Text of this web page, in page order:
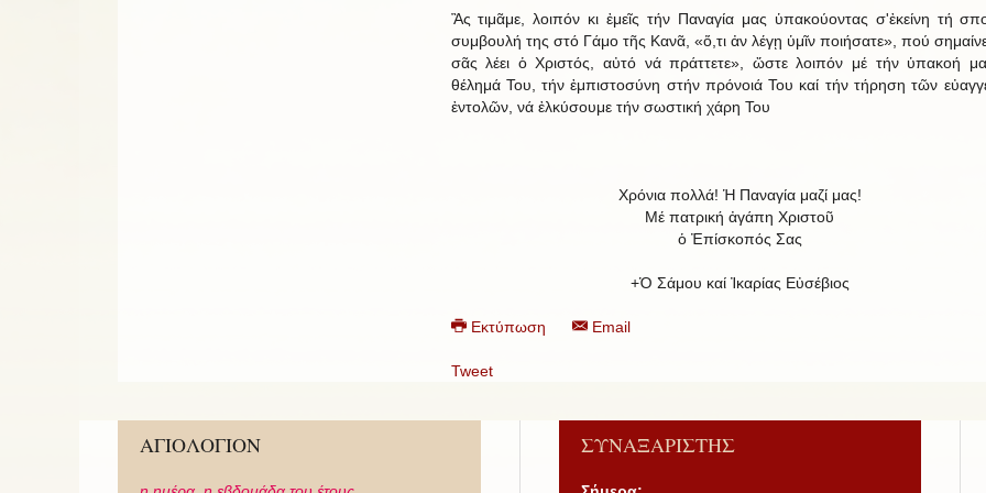
Ἂς τιμᾶμε, λοιπόν κι ἐμεῖς τήν Παναγία μας ὑπακούοντας σ'ἐκείνη τή
συμβουλή της στό Γάμο τῆς Κανᾶ, «ὅ,τι ἀν λέγῃ ὑμῖν ποιήσατε», πού
σᾶς λέει ὁ Χριστός, αὐτό νά πράττετε», ὥστε λοιπόν μέ τήν ὑπακοή
θέλημά Του, τήν ἐμπιστοσύνη στήν πρόνοιά Του καί τήν τήρηση τῶν
ἐντολῶν, νά ἐλκύσουμε τήν σωστική χάρη Του
Χρόνια πολλά! Ἡ Παναγία μαζί μας!
Μέ πατρική ἀγάπη Χριστοῦ
ὁ Ἐπίσκοπός Σας
+Ὁ Σάμου καί Ἰκαρίας Εὐσέβιος
Εκτύπωση Email
Tweet
ΑΓΙΟΛΟΓΙΟΝ ΣΥΝΑΞΑΡΙΣΤΗΣ